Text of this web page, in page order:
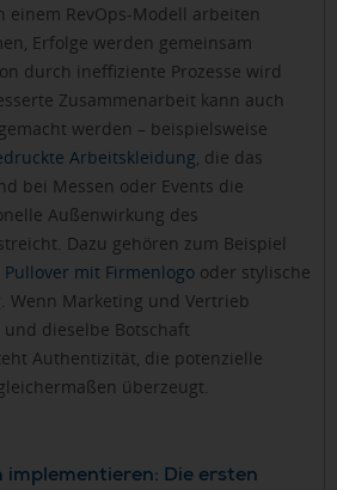
einem RevOps-Modell arbeiten
Erfolge werden gemeinsam
durch ineffiziente Prozesse wird
Zusammenarbeit kann auch
werden – beispielsweise
Arbeitskleidung, die das
bei Messen oder Events die
Außenwirkung des
Dazu gehören zum Beispiel
Pullover mit Firmenlogo oder stylische
. Wenn Marketing und Vertrieb
dieselbe Botschaft
Authentizität, die potenzielle
überzeugt.
implementieren: Die ersten